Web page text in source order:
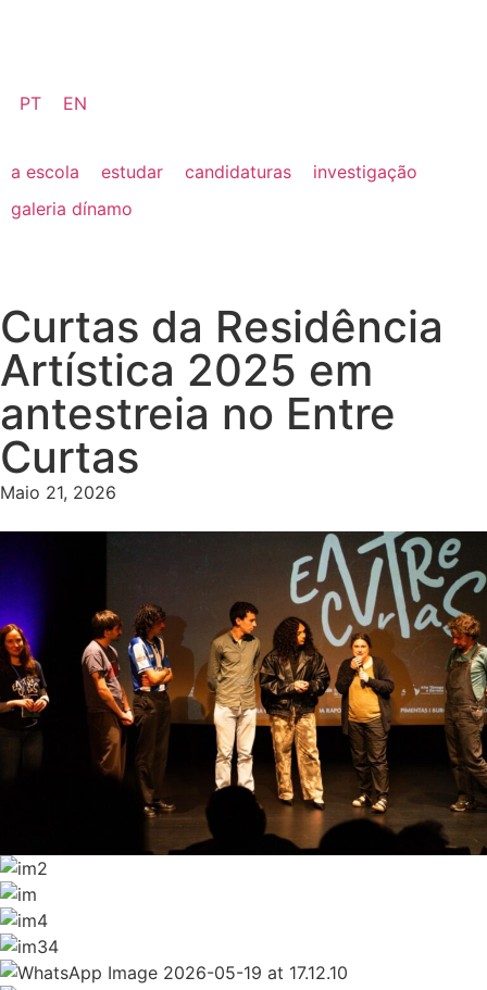
PT EN
a escola estudar candidaturas
investigação
galeria dínamo
Curtas da Residência
Artística 2025 em
antestreia no Entre
Curtas
Maio 21, 2026